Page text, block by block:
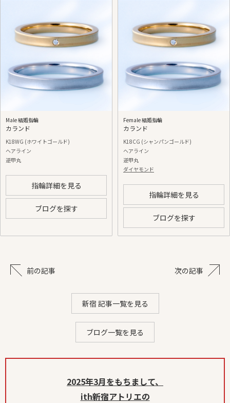
Male 結婚指輪
カランド
K18WG (ホワイトゴールド)
ヘアライン
逆甲丸
指輪詳細を見る
ブログを探す
Female 結婚指輪
カランド
K18CG (シャンパンゴールド)
ヘアライン
逆甲丸
ダイヤモンド
指輪詳細を見る
ブログを探す
前の記事 次の記事
新宿 記事一覧を見る
ブログ一覧を見る
2025年3月をもちまして、
ith新宿アトリエの